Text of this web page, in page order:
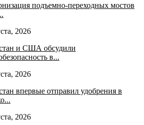
подъемно-переходных мостов
2026
и США обсудили
в...
2026
впервые отправил удобрения в
2026